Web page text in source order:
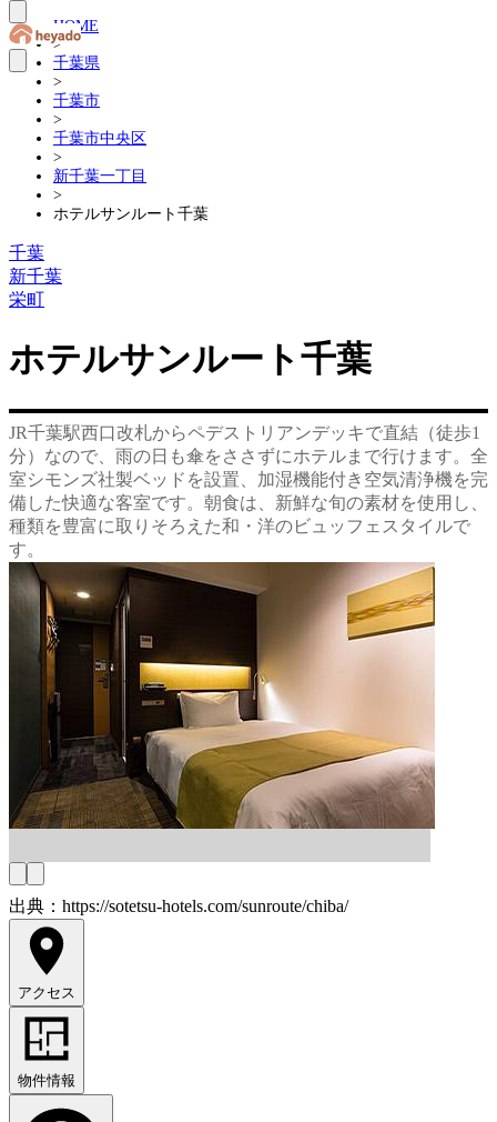
HOME
>
千葉県
>
千葉市
>
千葉市中央区
>
新千葉一丁目
>
ホテルサンルート千葉
千葉
新千葉
栄町
ホテルサンルート千葉
JR千葉駅西口改札からペデストリアンデッキで直結（徒歩1
分）なので、雨の日も傘をささずにホテルまで行けます。全
室シモンズ社製ベッドを設置、加湿機能付き空気清浄機を完
備した快適な客室です。朝食は、新鮮な旬の素材を使用し、
種類を豊富に取りそろえた和・洋のビュッフェスタイルで
す。
出典：https://sotetsu-hotels.com/sunroute/chiba/
アクセス
物件情報